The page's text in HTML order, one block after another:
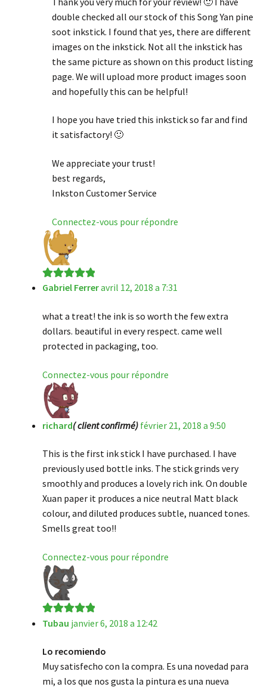
double checked all our stock of this Song Yan pine
soot inkstick. I found that yes, there are different
images on the inkstick. Not all the inkstick has
the same picture as shown on this product listing
page. We will upload more product images soon
and hopefully this can be helpful!
I hope you have tried this inkstick so far and find
it satisfactory! 🙂
We appreciate your trust!
best regards,
Inkston Customer Service
Connectez-vous pour répondre
Note5sur 5
Gabriel Ferreravril 12, 2018 a 7:31
what a treat! the ink is so worth the few extra
dollars. beautiful in every respect. came well
protected in packaging, too.
Connectez-vous pour répondre
richard( client confirmé) février 21, 2018 a 9:50
This is the first ink stick I have purchased. I have
previously used bottle inks. The stick grinds very
smoothly and produces a lovely rich ink. On double
Xuan paper it produces a nice neutral Matt black
colour, and diluted produces subtle, nuanced tones.
Smells great too!!
Connectez-vous pour répondre
Note5sur 5
Tubau janvier 6, 2018 a 12:42
Lo recomiendo
Muy satisfecho con la compra. Es una novedad para
mi, a los que nos gusta la pintura es una nueva